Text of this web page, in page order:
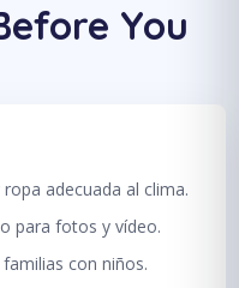
You
adecuada al clima.
para fotos y vídeo.
con niños.